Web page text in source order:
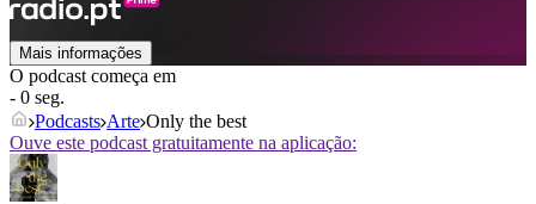
Mais informações
O podcast começa em
- 0 seg.
Podcasts Arte Only the best
Ouve este podcast gratuitamente na aplicação: